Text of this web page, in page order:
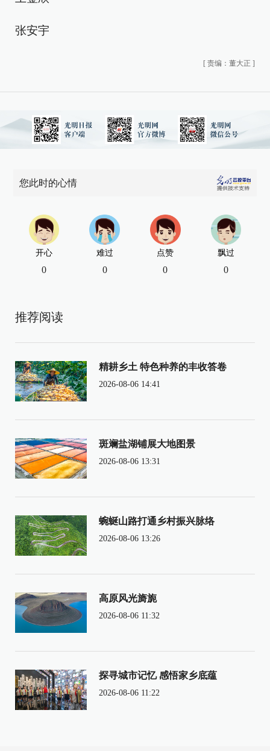
张安宇
[ 责编：董大正 ]
您此时的心情
开心
0
难过
0
点赞
0
飘过
0
推荐阅读
精耕乡土 特色种养的丰收答卷
2026-08-06 14:41
斑斓盐湖铺展大地图景
2026-08-06 13:31
蜿蜒山路打通乡村振兴脉络
2026-08-06 13:26
高原风光旖旎
2026-08-06 11:32
探寻城市记忆 感悟家乡底蕴
2026-08-06 11:22